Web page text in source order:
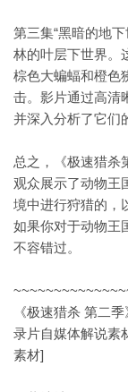
第三集“黑暗的地
林的叶层下世界。
棕色大蝙蝠和橙色
击。影片通过高清
并深入分析了它们
总之，《极速猎杀
观众展示了动物王
境中进行狩猎的，
如果你对于动物王
不容错过。
《极速猎杀 第二
录片自媒体解说素
素材]